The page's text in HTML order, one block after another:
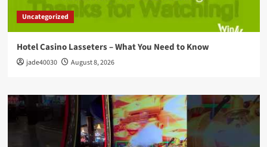
Uncategorized
Hotel Casino Lasseters – What You Need to Know
jade40030 August 8, 2026